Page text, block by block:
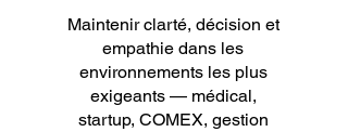
Maintenir clarté, décision et
empathie dans les
environnements les plus
exigeants — médical,
startup, COMEX, gestion